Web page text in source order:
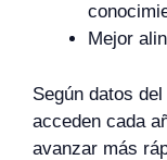
Mejor
Según datos
acceden cada
avanzar más